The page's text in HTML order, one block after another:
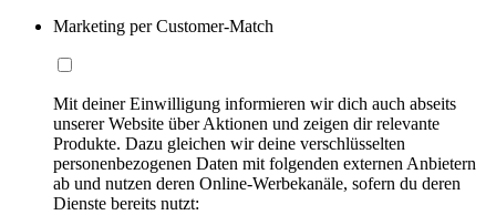
Marketing per Customer-Match
Mit deiner Einwilligung informieren wir dich auch abseits
unserer Website über Aktionen und zeigen dir relevante
Produkte. Dazu gleichen wir deine verschlüsselten
personenbezogenen Daten mit folgenden externen Anbietern
ab und nutzen deren Online-Werbekanäle, sofern du deren
Dienste bereits nutzt: